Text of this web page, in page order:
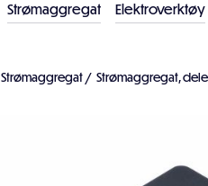
Strømaggregat Elektroverktøy
Strømaggregat / Strømaggregat,